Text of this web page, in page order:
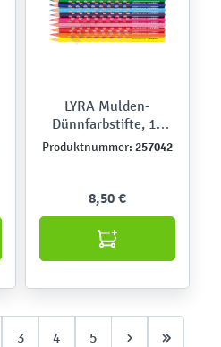
LYRA Mulden-
Dünnfarbstifte, 12
Farben
Produktnummer: 257042
8,50 €
3 4 5